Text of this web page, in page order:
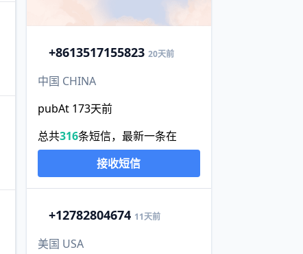
+8613517155823 20天前
中国 CHINA
pubAt 173天前
总共316条短信，最新一条在
接收短信
+12782804674 11天前
美国 USA